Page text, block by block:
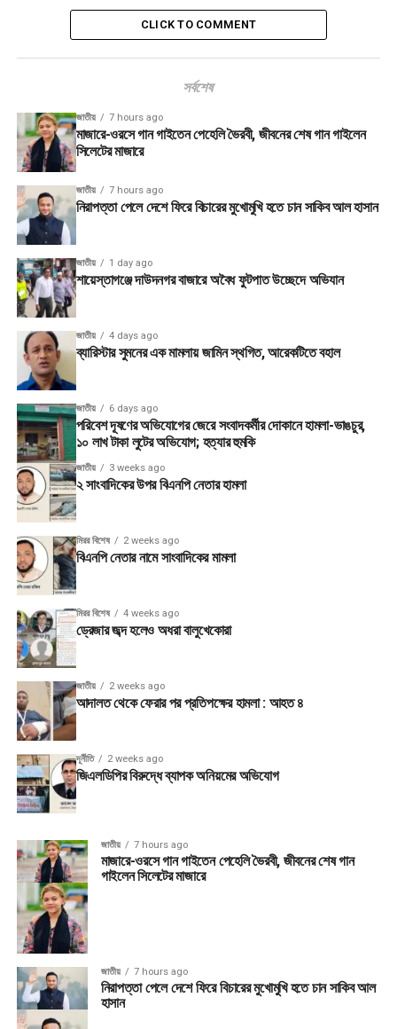
CLICK TO COMMENT
সর্বশেষ
জাতীয় 7 hours ago
মাজারে-ওরসে গান গাইতেন পেহেলি ভৈরবী, জীবনের শেষ গান গাইলেন
সিলেটের মাজারে
জাতীয় 7 hours ago
নিরাপত্তা পেলে দেশে ফিরে বিচারের মুখোমুখি হতে চান সাকিব আল হাসান
জাতীয় 1 day ago
শায়েস্তাগঞ্জে দাউদনগর বাজারে অবৈধ ফুটপাত উচ্ছেদে অভিযান
জাতীয় 4 days ago
ব্যারিস্টার সুমনের এক মামলায় জামিন স্থগিত, আরেকটিতে বহাল
জাতীয় 6 days ago
পরিবেশ দূষণের অভিযোগের জেরে সংবাদকর্মীর দোকানে হামলা-ভাঙচুর,
১০ লাখ টাকা লুটের অভিযোগ; হত্যার হুমকি
জাতীয় 3 weeks ago
২ সাংবাদিকের উপর বিএনপি নেতার হামলা
মিরর বিশেষ 2 weeks ago
বিএনপি নেতার নামে সাংবাদিকের মামলা
মিরর বিশেষ 4 weeks ago
ড্রেজার জব্দ হলেও অধরা বালুখেকোরা
জাতীয় 2 weeks ago
আদালত থেকে ফেরার পর প্রতিপক্ষের হামলা : আহত ৪
দূর্নীতি 2 weeks ago
জিএলডিপির বিরুদ্ধে ব্যাপক অনিয়মের অভিযোগ
জাতীয় 7 hours ago
মাজারে-ওরসে গান গাইতেন পেহেলি ভৈরবী, জীবনের শেষ গান
গাইলেন সিলেটের মাজারে
জাতীয় 7 hours ago
নিরাপত্তা পেলে দেশে ফিরে বিচারের মুখোমুখি হতে চান সাকিব আল
হাসান